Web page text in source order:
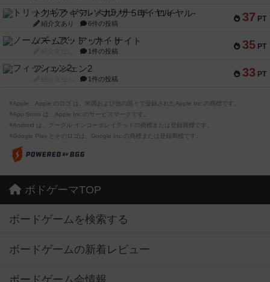
37 PT
トリックギア - ペルソナ5 ザ・ロイヤル-
紹介文あり 6件の投稿
35 PT
ノームズ・アット・ナイト
1件の投稿
33 PT
フィッシェン2
1件の投稿
※Apple、Apple のロゴ は、米国および他の国々で登録されたApple Inc.の商標です。
※App Store は、Apple Inc.のサービスマークです。
※Android は、グーグル インコーポレイテッドの商標または登録商標です。
※Google Play とそのロゴは、Google Inc.の商標または登録商標です。
ボドゲーマTOP
ボードゲームを検索する
ボードゲームの新着レビュー
ボードゲーム会情報